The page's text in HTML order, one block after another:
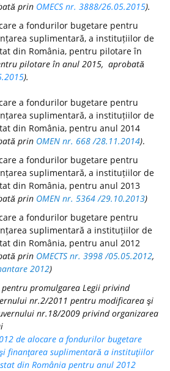
prin OMECS nr. 3888/26.05.2015).
a fondurilor bugetare pentru
suplimentară, a instituțiilor de
din România, pentru pilotare în
pilotare în anul 2015, aprobată
).
a fondurilor bugetare pentru
suplimentară, a instituțiilor de
din România, pentru anul 2014
prin OMEN nr. 668 /28.11.2014).
a fondurilor bugetare pentru
suplimentară, a instituțiilor de
din România, pentru anul 2013
prin OMEN nr. 5364 /29.10.2013)
a fondurilor bugetare pentru
suplimentară a instituțiilor de
din România, pentru anul 2012
prin OMECTS nr. 3998 /05.05.2012,
2012)
pentru promulgarea Legii privind
nr.2/2011 pentru modificarea şi
nr.18/2009 privind organizarea
de alocare a fondurilor bugetare
finanţarea suplimentară a instituţiilor
din România pentru anul 2012